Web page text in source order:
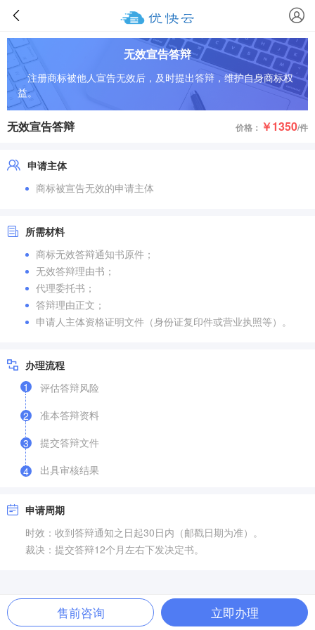
无效宣告答辩
注册商标被他人宣告无效后，及时提出答辩，维护自身商标权
益。
无效宣告答辩 价格： ￥1350/件
申请主体
商标被宣告无效的申请主体
所需材料
商标无效答辩通知书原件；
无效答辩理由书；
代理委托书；
答辩理由正文；
申请人主体资格证明文件（身份证复印件或营业执照等）。
办理流程
1
评估答辩风险
2
准本答辩资料
3
提交答辩文件
4 出具审核结果
申请周期
时效：收到答辩通知之日起30日内（邮戳日期为准）。
裁决：提交答辩12个月左右下发决定书。
售前咨询 立即办理